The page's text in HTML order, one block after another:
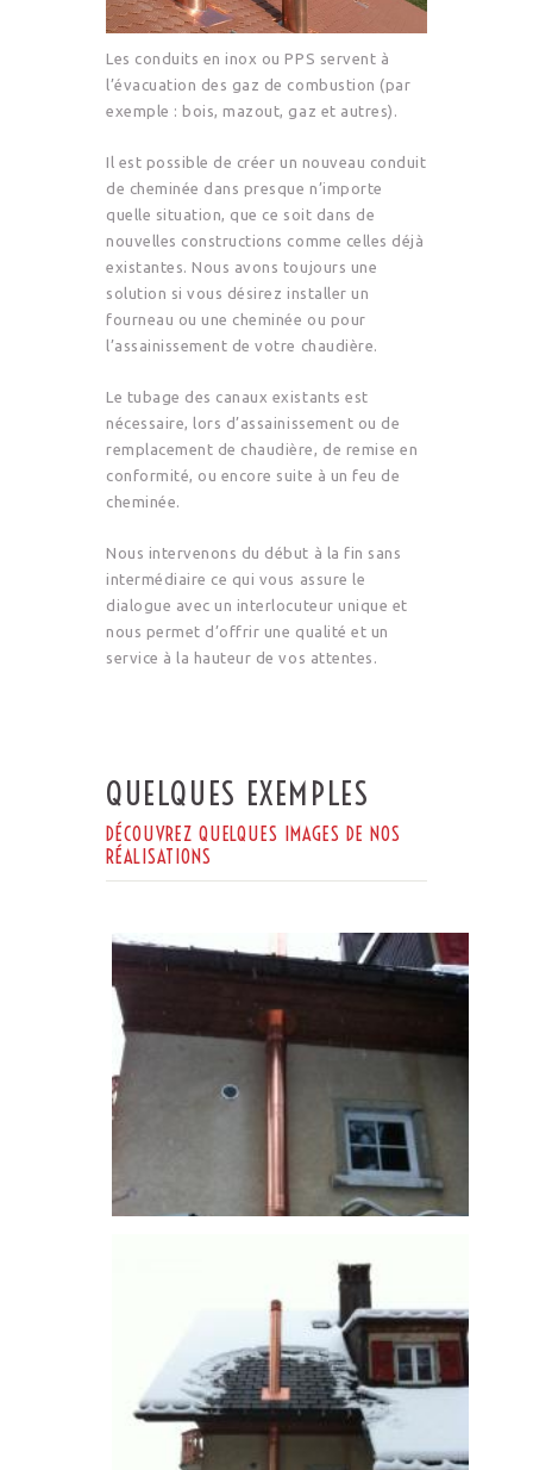
Les conduits en inox ou PPS servent à
l’évacuation des gaz de combustion (par
exemple : bois, mazout, gaz et autres).
Il est possible de créer un nouveau conduit
de cheminée dans presque n’importe
quelle situation, que ce soit dans de
nouvelles constructions comme celles déjà
existantes. Nous avons toujours une
solution si vous désirez installer un
fourneau ou une cheminée ou pour
l’assainissement de votre chaudière.
Le tubage des canaux existants est
nécessaire, lors d’assainissement ou de
remplacement de chaudière, de remise en
conformité, ou encore suite à un feu de
cheminée.
Nous intervenons du début à la fin sans
intermédiaire ce qui vous assure le
dialogue avec un interlocuteur unique et
nous permet d’offrir une qualité et un
service à la hauteur de vos attentes.
QUELQUES EXEMPLES
DÉCOUVREZ QUELQUES IMAGES DE NOS
RÉALISATIONS